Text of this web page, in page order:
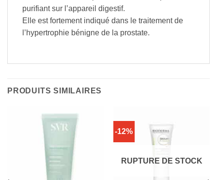
purifiant sur l’appareil digestif.
Elle est fortement indiqué dans le traitement de
l’hypertrophie bénigne de la prostate.
PRODUITS SIMILAIRES
-12%
RUPTURE DE STOCK